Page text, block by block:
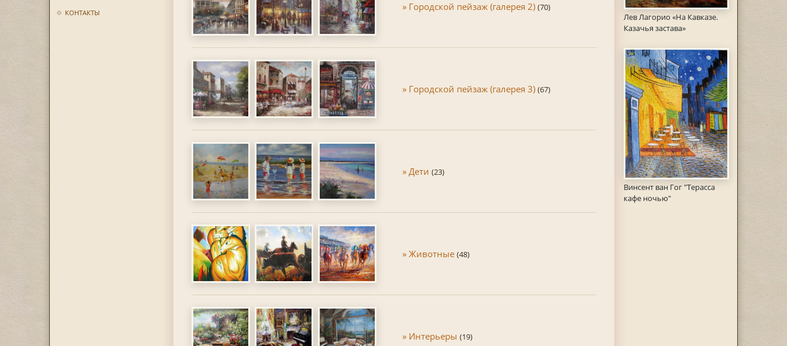
КОНТАКТЫ
Лев Лагорио «На Кавказе.
Казачья застава»
Винсент ван Гог "Терасса
кафе ночью"
» Городской пейзаж (галерея 2) (70)
» Городской пейзаж (галерея 3) (67)
» Дети (23)
» Животные (48)
» Интерьеры (19)